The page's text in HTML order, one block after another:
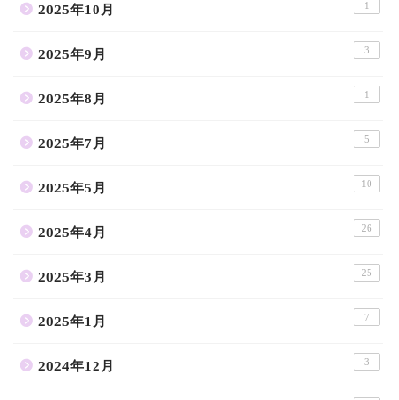
2025年10月 1
2025年9月 3
2025年8月 1
2025年7月 5
2025年5月 10
2025年4月 26
2025年3月 25
2025年1月 7
2024年12月 3